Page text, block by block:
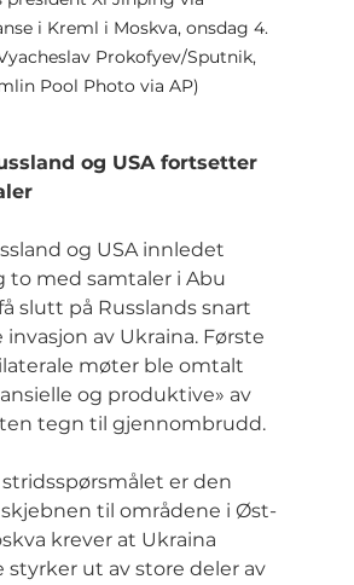
i Kreml i Moskva, onsdag 4.
Prokofyev/Sputnik,
Pool Photo via AP)
og USA fortsetter
og USA innledet
to med samtaler i Abu
slutt på Russlands snart
invasjon av Ukraina. Første
møter ble omtalt
og produktive» av
tegn til gjennombrudd.
er den
til områdene i Øst-
krever at Ukraina
styrker ut av store deler av